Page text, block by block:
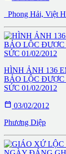
Phong Hải, Việt
HÌNH ẢNH 136
BẢO LỘC
SỨC 01/02/2012
 03/02/2012
Phương Diệp